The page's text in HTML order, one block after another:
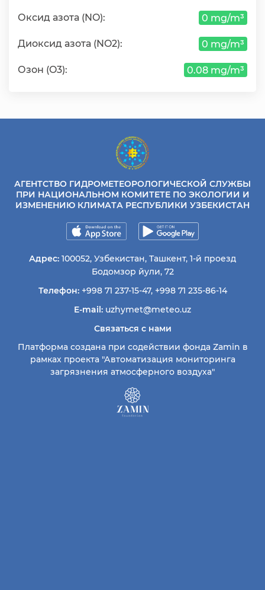
Оксид азота (NO): 0 mg/m³
Диоксид азота (NO2): 0 mg/m³
Озон (O3): 0.08 mg/m³
АГЕНТСТВО ГИДРОМЕТЕОРОЛОГИЧЕСКОЙ СЛУЖБЫ
ПРИ НАЦИОНАЛЬНОМ КОМИТЕТЕ ПО ЭКОЛОГИИ И
ИЗМЕНЕНИЮ КЛИМАТА РЕСПУБЛИКИ УЗБЕКИСТАН
Адрес: 100052, Узбекистан, Ташкент, 1-й проезд
Бодомзор йули, 72
Телефон: +998 71 237-15-47, +998 71 235-86-14
E-mail: uzhymet@meteo.uz
Связаться с нами
Платформа создана при содействии фонда Zamin в
рамках проекта "Автоматизация мониторинга
загрязнения атмосферного воздуха"